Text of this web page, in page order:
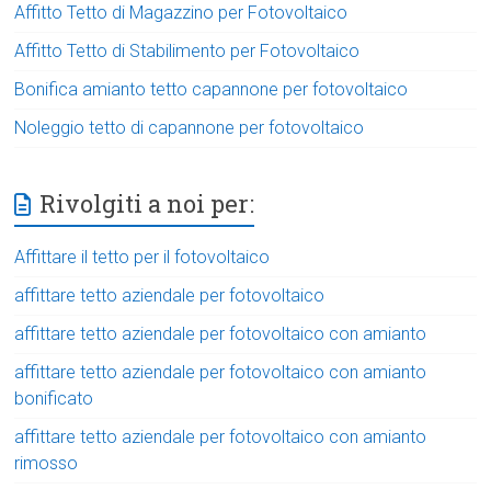
Affitto Tetto di Magazzino per Fotovoltaico
Affitto Tetto di Stabilimento per Fotovoltaico
Bonifica amianto tetto capannone per fotovoltaico
Noleggio tetto di capannone per fotovoltaico
Rivolgiti a noi per:
Affittare il tetto per il fotovoltaico
affittare tetto aziendale per fotovoltaico
affittare tetto aziendale per fotovoltaico con amianto
affittare tetto aziendale per fotovoltaico con amianto
bonificato
affittare tetto aziendale per fotovoltaico con amianto
rimosso